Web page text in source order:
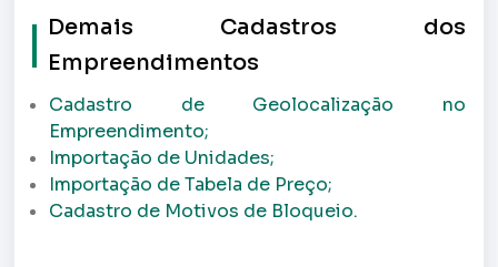
Demais Cadastros dos
Empreendimentos
Cadastro de Geolocalização no
Empreendimento;
Importação de Unidades;
Importação de Tabela de Preço;
Cadastro de Motivos de Bloqueio.